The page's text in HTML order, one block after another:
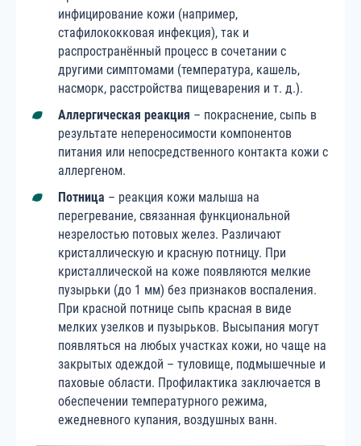
инфицирование кожи (например,
стафилококковая инфекция), так и
распространённый процесс в сочетании с
другими симптомами (температура, кашель,
насморк, расстройства пищеварения и т. д.).
Аллергическая реакция – покраснение, сыпь в
результате непереносимости компонентов
питания или непосредственного контакта кожи с
аллергеном.
Потница – реакция кожи малыша на
перегревание, связанная функциональной
незрелостью потовых желез. Различают
кристаллическую и красную потницу. При
кристаллической на коже появляются мелкие
пузырьки (до 1 мм) без признаков воспаления.
При красной потнице сыпь красная в виде
мелких узелков и пузырьков. Высыпания могут
появляться на любых участках кожи, но чаще на
закрытых одеждой – туловище, подмышечные и
паховые области. Профилактика заключается в
обеспечении температурного режима,
ежедневного купания, воздушных ванн.